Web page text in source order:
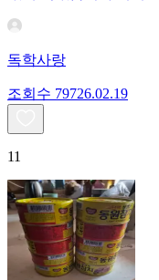
독학사랑
조회수 79726.02.19
11